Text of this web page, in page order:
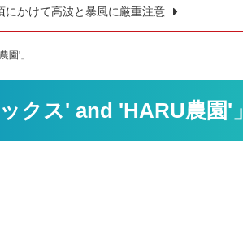
にかけて高波と暴風に厳重注意
園'」
クス' and 'HARU農園'」